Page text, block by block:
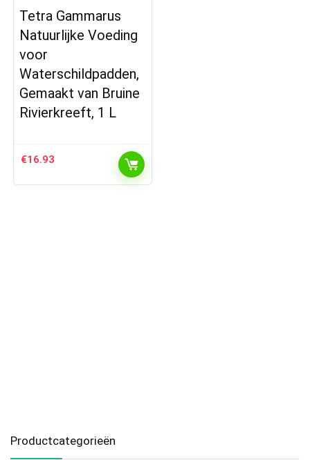
Tetra Gammarus
Natuurlijke Voeding
voor
Waterschildpadden,
Gemaakt van Bruine
Rivierkreeft, 1 L
€16.93
Productcategorieën